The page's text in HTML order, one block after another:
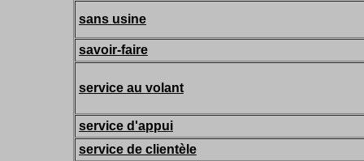
sans usine
savoir-faire
service au volant
service d'appui
service de clientèle